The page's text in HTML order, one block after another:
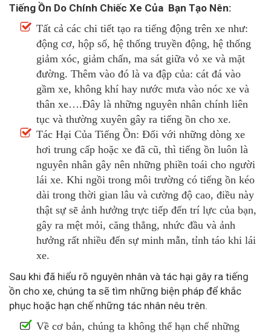
Tiếng Ồn Do Chính Chiếc Xe Của Bạn Tạo Nên:
Tất cả các chi tiết tạo ra tiếng động trên xe như:
động cơ, hộp số, hệ thống truyền động, hệ thống
giảm xóc, giảm chấn, ma sát giữa vỏ xe và mặt
đường. Thêm vào đó là va đập của: cát đá vào
gầm xe, không khí hay nước mưa vào nóc xe và
thân xe….Đây là những nguyên nhân chính liên
tục và thường xuyên gây ra tiếng ồn cho xe.
Tác Hại Của Tiếng Ồn: Đối với những dòng xe
hơi trung cấp hoặc xe đã cũ, thì tiếng ồn luôn là
nguyên nhân gây nên những phiền toái cho người
lái xe. Khi ngồi trong môi trường có tiếng ồn kéo
dài trong thời gian lâu và cường độ cao, điều này
thật sự sẽ ảnh hưởng trực tiếp đến trí lực của bạn,
gây ra mệt mỏi, căng thẳng, nhức đầu và ảnh
hưởng rất nhiều đến sự minh mẫn, tỉnh táo khi lái
xe.
Sau khi đã hiểu rõ nguyên nhân và tác hại gây ra tiếng
ồn cho xe, chúng ta sẽ tìm những biện pháp để khắc
phục hoặc hạn chế những tác nhân nêu trên.
Về cơ bản, chúng ta không thể hạn chế những